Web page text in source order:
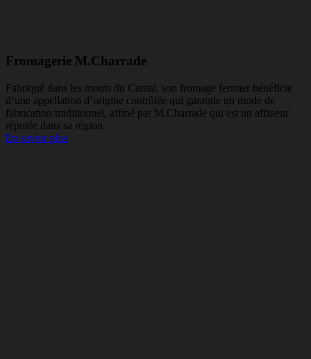
Fromagerie M.Charrade
Fabriqué dans les monts du Cantal, son fromage fermier bénéficie
d’une appellation d’origine contrôlée qui garantie un mode de
fabrication traditionnel, affiné par M.Charrade qui est un affineur
réputée dans sa région.
En savoir plus